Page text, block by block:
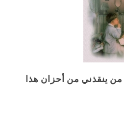
ينقذني من أحزان هذا